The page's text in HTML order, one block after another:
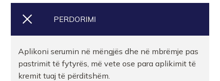
PERDORIMI
Aplikoni serumin në mëngjës dhe në mbrëmje pas
pastrimit të fytyrës, më vete ose para aplikimit të
kremit tuaj të përditshëm.